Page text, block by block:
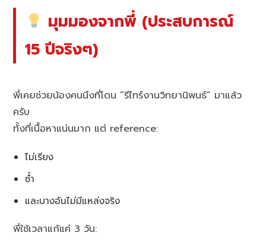
มุมมองจากพี่ (ประสบการณ์
15 ปีจริงๆ)
พี่เคยช่วยน้องคนนึงที่โดน “รีไทร์งานวิทยานิพนธ์” มาแล้ว
ครับ
ทั้งที่เนื้อหาแน่นมาก แต่ reference:
ไม่เรียง
ซ้ำ
และบางอันไม่มีแหล่งจริง
พี่ใช้เวลาแก้แค่ 3 วัน: